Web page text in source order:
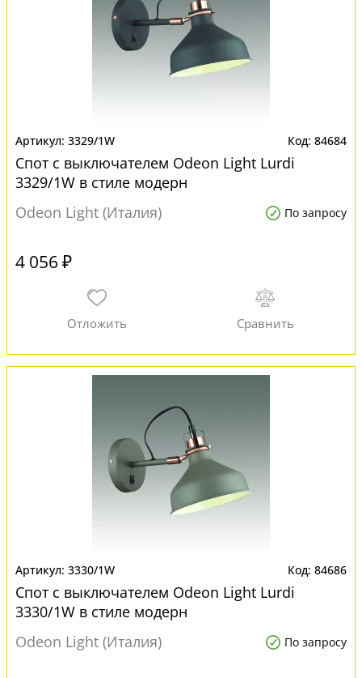
3329/1W 84684
Спот с выключателем Odeon Light Lurdi
3329/1W в стиле модерн
Odeon Light (Италия)
По запросу
4 056 ₽
3330/1W 84686
Спот с выключателем Odeon Light Lurdi
3330/1W в стиле модерн
Odeon Light (Италия)
По запросу